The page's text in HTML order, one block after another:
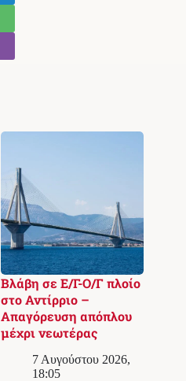
Βλάβη σε Ε/Γ-Ο/Γ πλοίο
στο Αντίρριο –
Απαγόρευση απόπλου
μέχρι νεωτέρας
7 Αυγούστου 2026,
18:05